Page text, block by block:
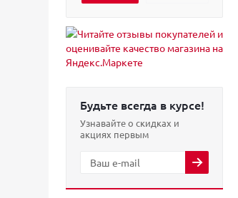
Будьте всегда в курсе!
Узнавайте о скидках и
акциях первым